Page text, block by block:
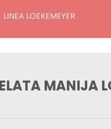
LINEA LOEKEMEYER
MANIJA